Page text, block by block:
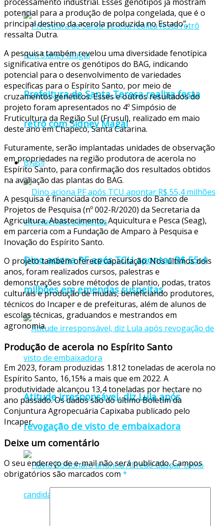
Prefeitura de Santa Teresa realiza festa
retrô com Sidney Magal
Brasil
Dino aciona PF após TCU apontar R$ 55,4
milhões em emendas suspeitas
Atitude irresponsável, diz Lula após
revogação de visto de embaixadora
processamento industrial. Esses genótipos já mostram
potencial para a produção de polpa congelada, que é o
principal destino da acerola produzida no Estado”,
ressalta Dutra.
A pesquisa também revelou uma diversidade fenotípica
significativa entre os genótipos do BAG, indicando
potencial para o desenvolvimento de variedades
específicas para o Espírito Santo, por meio de
cruzamentos genéticos. Esses e outros resultados do
projeto foram apresentados no 4º Simpósio de
Fruticultura da Região Sul (Frusul), realizado em maio
deste ano em Chapecó, Santa Catarina.
Futuramente, serão implantadas unidades de observação
em propriedades na região produtora de acerola no
Espírito Santo, para confirmação dos resultados obtidos
na avaliação das plantas do BAG.
A pesquisa é financiada com recursos do Banco de
Projetos de Pesquisa (nº 002-R/2020) da Secretaria da
Agricultura, Abastecimento, Aquicultura e Pesca (Seag),
em parceria com a Fundação de Amparo à Pesquisa e
Inovação do Espírito Santo.
O projeto também oferece capacitação. Nos últimos dois
anos, foram realizados cursos, palestras e
demonstrações sobre métodos de plantio, podas, tratos
culturais e produção de mudas, beneficiando produtores,
técnicos do Incaper e de prefeituras, além de alunos de
escolas técnicas, graduandos e mestrandos em
agronomia.
Produção de acerola no Espírito Santo
Em 2023, foram produzidas 1.812 toneladas de acerola no
Espírito Santo, 16,15% a mais que em 2022. A
produtividade alcançou 13,4 toneladas por hectare no
ano passado. Os dados são do último Boletim da
Conjuntura Agropecuária Capixaba publicado pelo
Incaper.
Deixe um comentário
O seu endereço de e-mail não será publicado.Campos
obrigatórios são marcados com *